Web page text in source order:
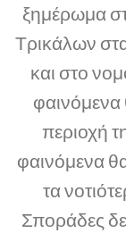
ξημέρωμα
Τρικάλων
και στο
φαινόμενα
περιοχή
φαινόμενα
τα
Σποράδες